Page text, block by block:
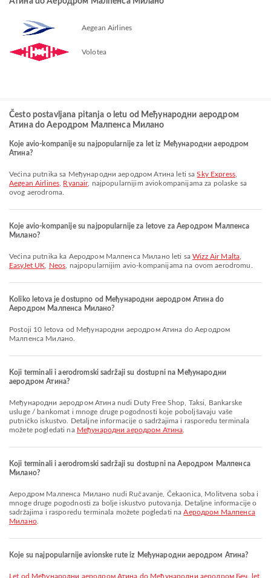
Aegean Airlines
Volotea
Često postavljana pitanja o letu od Међународни аеродром
Атина do Аеродром Малпенса Милано
Koje avio-kompanije su najpopularnije za let iz Међународни аеродром
Атина?
Većina putnika sa Међународни аеродром Атина leti saSky Express,
Aegean Airlines Ryanair, najpopularnijim aviokompanijama za polaske sa
ovog aerodroma.
Koje avio-kompanije su najpopularnije za letove za Аеродром Малпенса
Милано?
Većina putnika ka Аеродром Малпенса Милано leti saWizz Air Malta
EasyJet UK
Neos , najpopularnijim avio-kompanijama na ovom aerodromu.
Koliko letova je dostupno od Међународни аеродром Атина do
Аеродром Малпенса Милано?
Postoji 10 letova od Међународни аеродром Атина do Аеродром
Малпенса Милано.
Koji terminali i aerodromski sadržaji su dostupni na Међународни
аеродром Атина?
Међународни аеродром Атина nudi Duty Free Shop, Taksi, Bankarske
usluge / bankomat i mnoge druge pogodnosti koje poboljšavaju vaše
putničko iskustvo. Detaljne informacije o sadržajima i rasporedu terminala
možete pogledati na Међународни аеродром Атина
Koji terminali i aerodromski sadržaji su dostupni na Аеродром Малпенса
Милано?
Аеродром Малпенса Милано nudi Ručavanje, Čekaonica, Molitvena soba i
mnoge druge pogodnosti za bolje iskustvo putovanja. Detaljne informacije o
sadržajima i rasporedu terminala možete pogledati naАеродром Малпенса
Милано.
Koje su najpopularnije avionske rute iz Међународни аеродром Атина?
let od Међународни аеродром Атина do Међународни аеродром Беч
let